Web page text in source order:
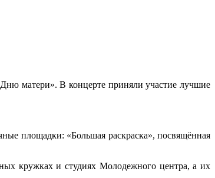
матери». В концерте приняли участие лучшие
площадки: «Большая раскраска», посвящённая
кружках и студиях Молодежного центра, а их